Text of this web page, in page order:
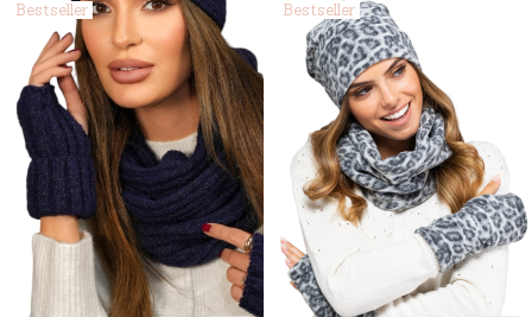
Bestseller Bestseller